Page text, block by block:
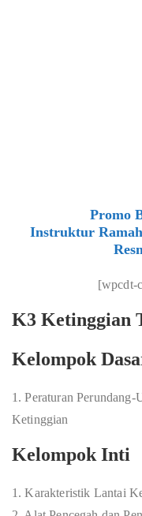
Promo
Instruktur
[wpcdt-
K3 Ketinggian
Kelompok
1. Peraturan Perundang-
Ketinggian
Kelompok Inti
1. Karakteristik Lantai